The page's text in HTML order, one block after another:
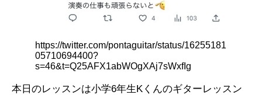
https://twitter.com/pontaguitar/status/16255181
05710694400?
s=46&t=Q25AFX1abWOgXAj7sWxfIg
本日のレッスンは小学6年生Kくんのギターレッスン